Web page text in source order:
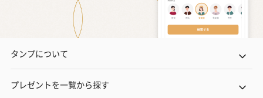
タンプについて
プレゼントを一覧から探す